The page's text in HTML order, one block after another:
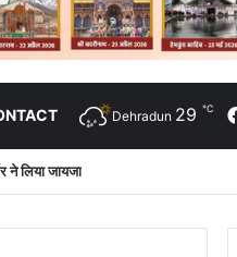
Dehradun 29 ℃
ने लिया जायजा